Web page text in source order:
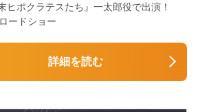
ポクラテスたち』一太郎役で出演！
ードショー
詳細を読む